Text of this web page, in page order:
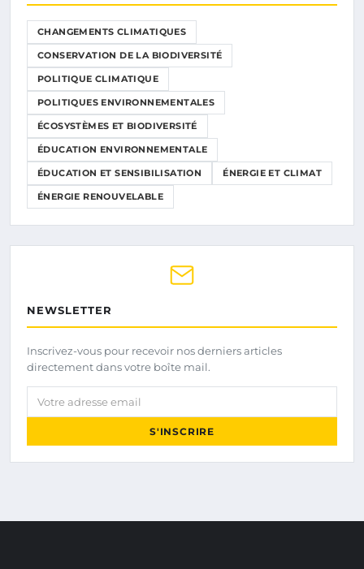
CHANGEMENTS CLIMATIQUES
CONSERVATION DE LA BIODIVERSITÉ
POLITIQUE CLIMATIQUE
POLITIQUES ENVIRONNEMENTALES
ÉCOSYSTÈMES ET BIODIVERSITÉ
ÉDUCATION ENVIRONNEMENTALE
ÉDUCATION ET SENSIBILISATION ÉNERGIE ET CLIMAT
ÉNERGIE RENOUVELABLE
NEWSLETTER
Inscrivez-vous pour recevoir nos derniers articles
directement dans votre boîte mail.
Votre adresse email
S'INSCRIRE